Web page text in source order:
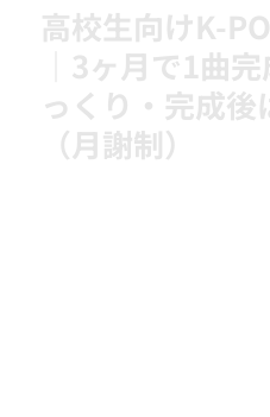
高校生向けK-
｜3ヶ月で1曲
っくり・完成後
（月謝制）